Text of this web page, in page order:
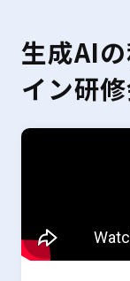
生成AI
イン研